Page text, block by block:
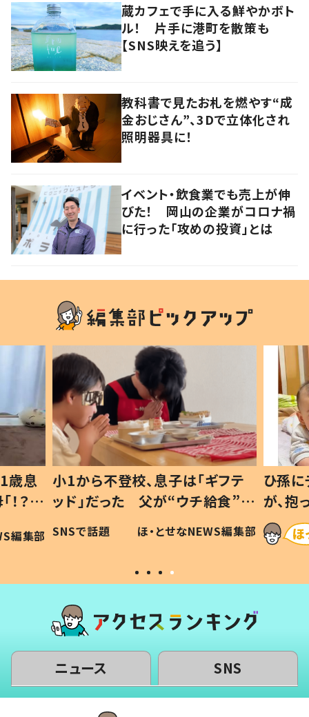
蔵カフェで手に入る鮮やかボト
ル！ 片手に港町を散策も
【SNS映えを追う】
教科書で見たお札を燃やす“成
金おじさん”、3Dで立体化され
照明器具に！
イベント・飲食業でも売上が伸
びた！ 岡山の企業がコロナ禍
に行った「攻めの投資」とは
歳息
？」
編集部
小1から不登校、息子は「ギフテ
ッド」だった 父が“ウチ給食”を
作り続ける理由とは #令和の親
#令和の子
SNSで話題 ほ・とせなNEWS編集部
ひ孫
が、
「涙が
い」
ニュース SNS